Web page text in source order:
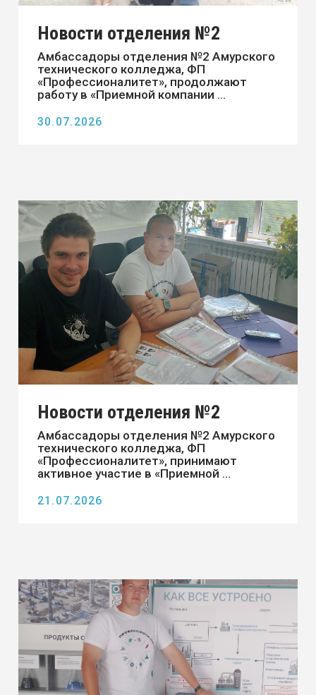
Новости отделения №3 г.
Шимановск
13.07.2026
Новости отделения №3 г.
Шимановск
26 июня в отделении №3 состоялся